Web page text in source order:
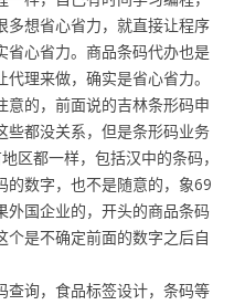
多想省心省力，就直接让程序
省心省力。商品条码代办也是
理来做，确实是省心省力。
意的，前面说的吉林条形码申
些都没关系，但是条形码业务
区都一样，包括汉中的条码，
的数字，也不是随意的，象69
外国企业的，开头的商品条码
是不确定前面的数字之后自
查询，食品标签设计，条码等